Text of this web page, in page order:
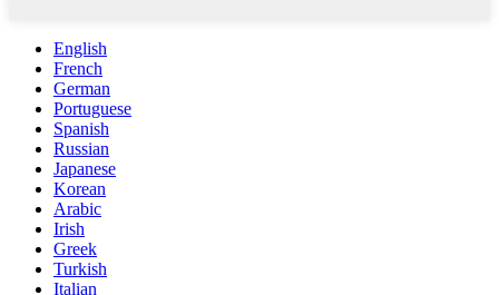
English
French
German
Portuguese
Spanish
Russian
Japanese
Korean
Arabic
Irish
Greek
Turkish
Italian